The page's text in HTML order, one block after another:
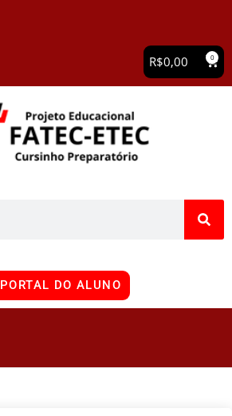
R$0,00 0
PORTAL DO ALUNO